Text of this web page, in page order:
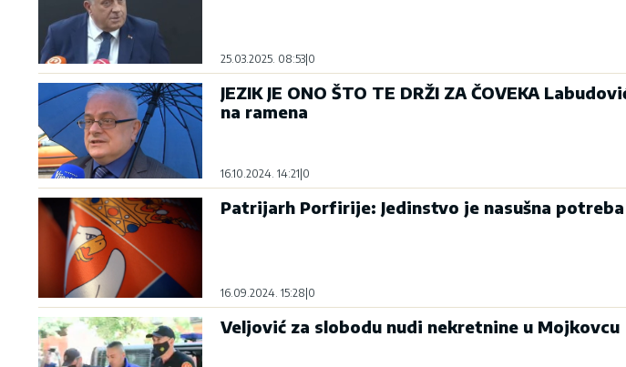
25.03.2025. 08:53 0
JEZIK JE ONO ŠTO TE DRŽI ZA ČOVEKA
na ramena
16.10.2024. 14:21|0
Patrijarh Porfirije: Jedinstvo je nasušna
16.09.2024. 15:28 0
Veljović za slobodu nudi nekretnine u Mojkovcu